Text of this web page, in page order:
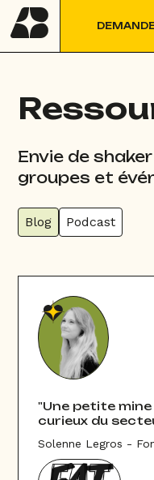
Envie de
groupes et
Blog Podcast
"Une petite
curieux du
Solenne Legros -